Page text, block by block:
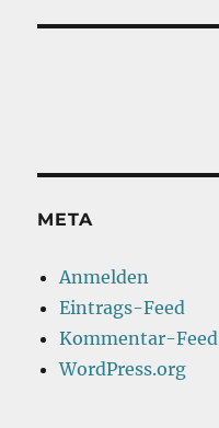
META
Anmelden
Eintrags-Feed
Kommentar-Feed
WordPress.org